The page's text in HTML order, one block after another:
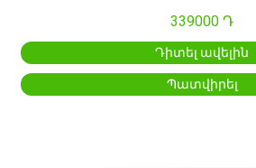
339000 Դ
Դիտել ավելին
Պատվիրել